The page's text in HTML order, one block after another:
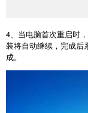
4、当电脑首次重启时
装将自动继续，完成后
成。